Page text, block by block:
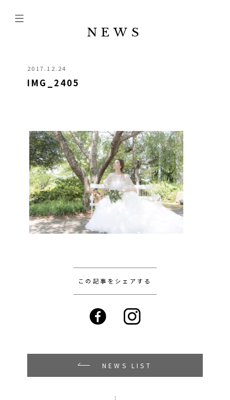
NEWS
2017.12.24
IMG_2405
この記事をシェアする
NEWS LIST